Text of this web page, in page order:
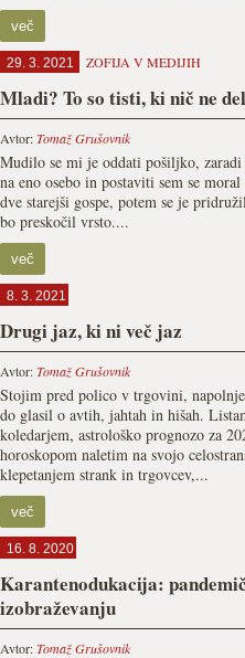
več
29. 3. 2021 ZOFIJA V MEDIJIH
Mladi? To so tisti, ki nič ne
Avtor:Tomaž Grušovnik
Mudilo se mi je oddati pošiljko,
na eno osebo in postaviti sem se
dve starejši gospe, potem se je
bo preskočil vrsto....
več
8. 3. 2021
Drugi jaz, ki ni več jaz
Avtor:Tomaž Grušovnik
Stojim pred polico v trgovini,
do glasil o avtih, jahtah in hišah.
koledarjem, astrološko prognozo za
horoskopom naletim na svojo
klepetanjem strank in trgovcev,...
več
16. 8. 2020
Karantenodukacija:
izobraževanju
Avtor:Tomaž Grušovnik